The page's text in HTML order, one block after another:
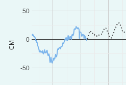
-50
0
50
CM